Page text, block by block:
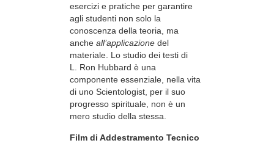
esercizi e pratiche per garantire
agli studenti non solo la
conoscenza della teoria, ma
anche all’applicazione del
materiale. Lo studio dei testi di
L. Ron Hubbard è una
componente essenziale, nella vita
di uno Scientologist, per il suo
progresso spirituale, non è un
mero studio della stessa.
Film di Addestramento Tecnico